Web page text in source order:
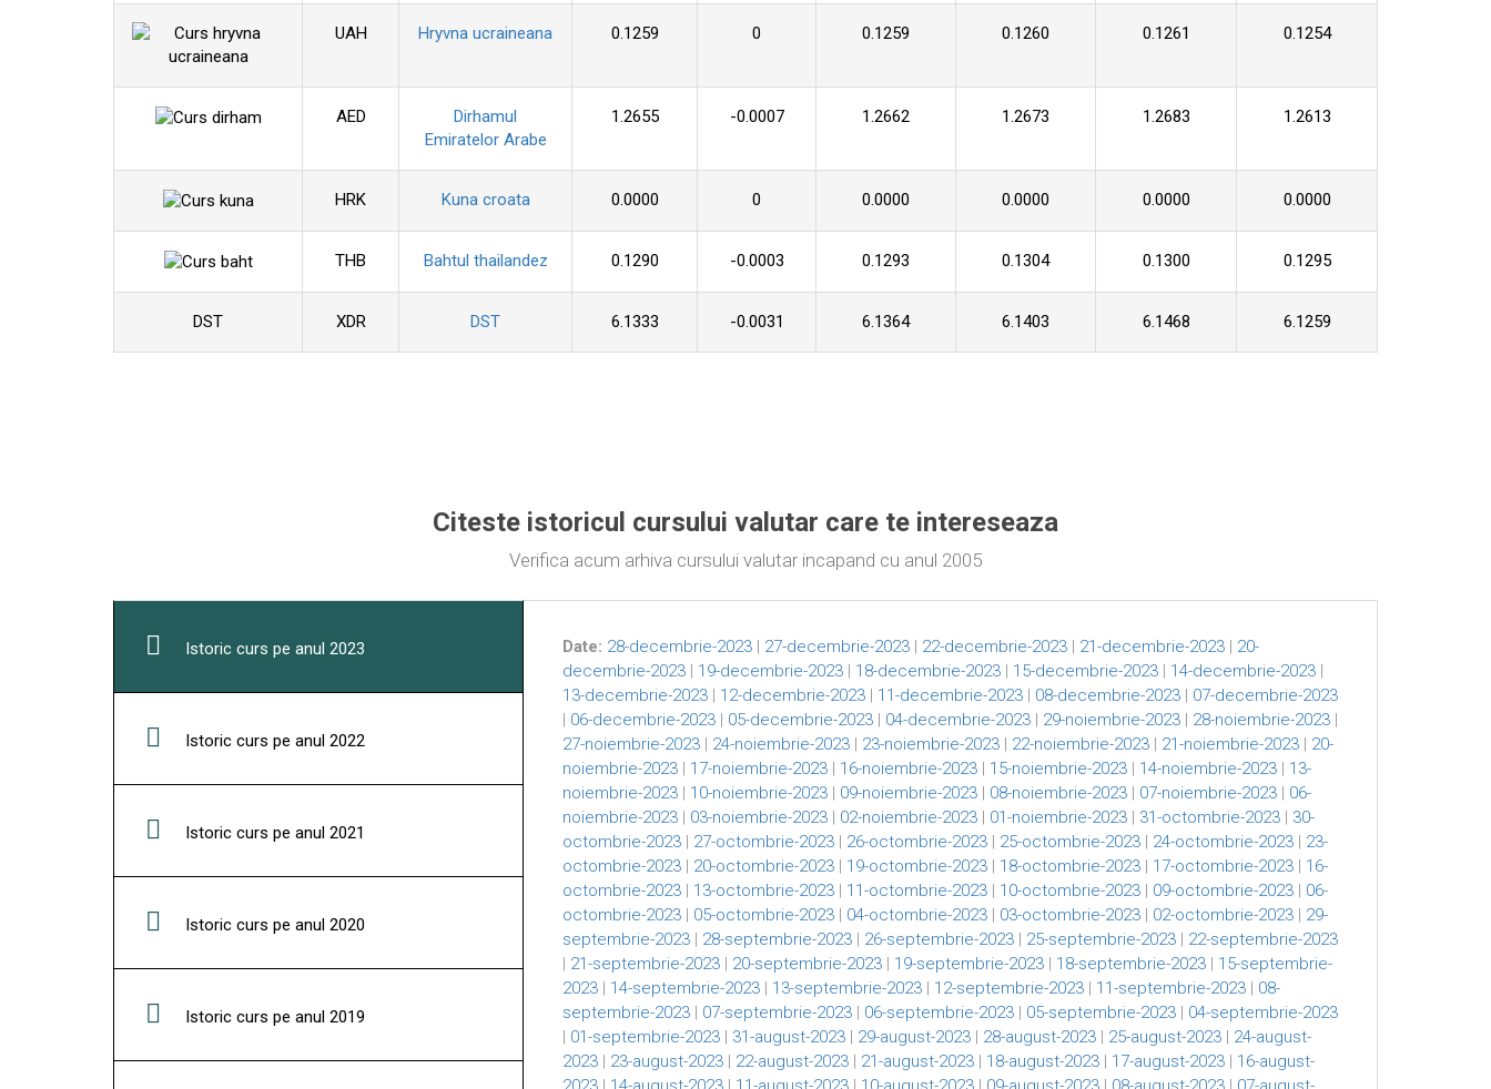
UAH Hryvna ucraineana 0.1259 0 0.1259 0.1260 0.1261 0.1254
AED
Dirhamul
Emiratelor Arabe
1.2655 -0.0007 1.2662 1.2673 1.2683 1.2613
HRK Kuna croata 0.0000 0 0.0000 0.0000 0.0000 0.0000
THB Bahtul thailandez 0.1290 -0.0003 0.1293 0.1304 0.1300 0.1295
DST XDR DST 6.1333 -0.0031 6.1364 6.1403 6.1468 6.1259
Citeste istoricul cursului valutar care te intereseaza
Verifica acum arhiva cursului valutar incapand cu anul 2005
Istoric curs pe anul 2023
Istoric curs pe anul 2022
Istoric curs pe anul 2021
Istoric curs pe anul 2020
Istoric curs pe anul 2019
Date: 28-decembrie-2023 | 27-decembrie-2023 | 22-decembrie-2023 | 21-decembrie-2023 | 20-
decembrie-2023 | 19-decembrie-2023 | 18-decembrie-2023 | 15-decembrie-2023 | 14-decembrie-2023 |
13-decembrie-2023 | 12-decembrie-2023 | 11-decembrie-2023 | 08-decembrie-2023 | 07-decembrie-2023
| 06-decembrie-2023 | 05-decembrie-2023 | 04-decembrie-2023 | 29-noiembrie-2023 | 28-noiembrie-2023 |
27-noiembrie-2023 | 24-noiembrie-2023 | 23-noiembrie-2023 | 22-noiembrie-2023 | 21-noiembrie-2023 | 20-
noiembrie-2023 | 17-noiembrie-2023 | 16-noiembrie-2023 | 15-noiembrie-2023 | 14-noiembrie-2023 | 13-
noiembrie-2023 | 10-noiembrie-2023 | 09-noiembrie-2023 | 08-noiembrie-2023 | 07-noiembrie-2023 | 06-
noiembrie-2023 | 03-noiembrie-2023 | 02-noiembrie-2023 | 01-noiembrie-2023 | 31-octombrie-2023 | 30-
octombrie-2023 | 27-octombrie-2023 | 26-octombrie-2023 | 25-octombrie-2023 | 24-octombrie-2023 | 23-
octombrie-2023 | 20-octombrie-2023 | 19-octombrie-2023 | 18-octombrie-2023 | 17-octombrie-2023 | 16-
octombrie-2023 | 13-octombrie-2023 | 11-octombrie-2023 | 10-octombrie-2023 | 09-octombrie-2023 | 06-
octombrie-2023 | 05-octombrie-2023 | 04-octombrie-2023 | 03-octombrie-2023 | 02-octombrie-2023 | 29-
septembrie-2023 | 28-septembrie-2023 | 26-septembrie-2023 | 25-septembrie-2023 | 22-septembrie-2023
| 21-septembrie-2023 | 20-septembrie-2023 | 19-septembrie-2023 | 18-septembrie-2023 | 15-septembrie-
2023 | 14-septembrie-2023 | 13-septembrie-2023 | 12-septembrie-2023 | 11-septembrie-2023 | 08-
septembrie-2023 | 07-septembrie-2023 | 06-septembrie-2023 | 05-septembrie-2023 | 04-septembrie-2023
| 01-septembrie-2023 | 31-august-2023 | 29-august-2023 | 28-august-2023 | 25-august-2023 | 24-august-
2023 | 23-august-2023 | 22-august-2023 | 21-august-2023 | 18-august-2023 | 17-august-2023 | 16-august-